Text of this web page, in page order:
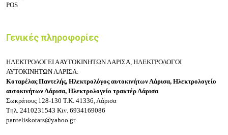
POS
Γενικές πληροφορίες
ΗΛΕΚΤΡΟΛΟΓΕΙ ΑΑΥΤΟΚΙΝΗΤΩΝ ΛΑΡΙΣΑ, ΗΛΕΚΤΡΟΛΟΓΟΙ
ΑΥΤΟΚΙΝΗΤΩΝ ΛΑΡΙΣΑ:
Κοταρέλας Παντελής, Ηλεκτρολόγος αυτοκινήτων Λάρισα, Ηλεκτρολογείο
αυτοκινήτων Λάρισα, Ηλεκτρολογείο τρακτέρ Λάρισα
Σωκράτους 128-130 Τ.Κ. 41336, Λάρισα
Τηλ. 2410231543 Κιν. 6934169086
panteliskotars@yahoo.gr